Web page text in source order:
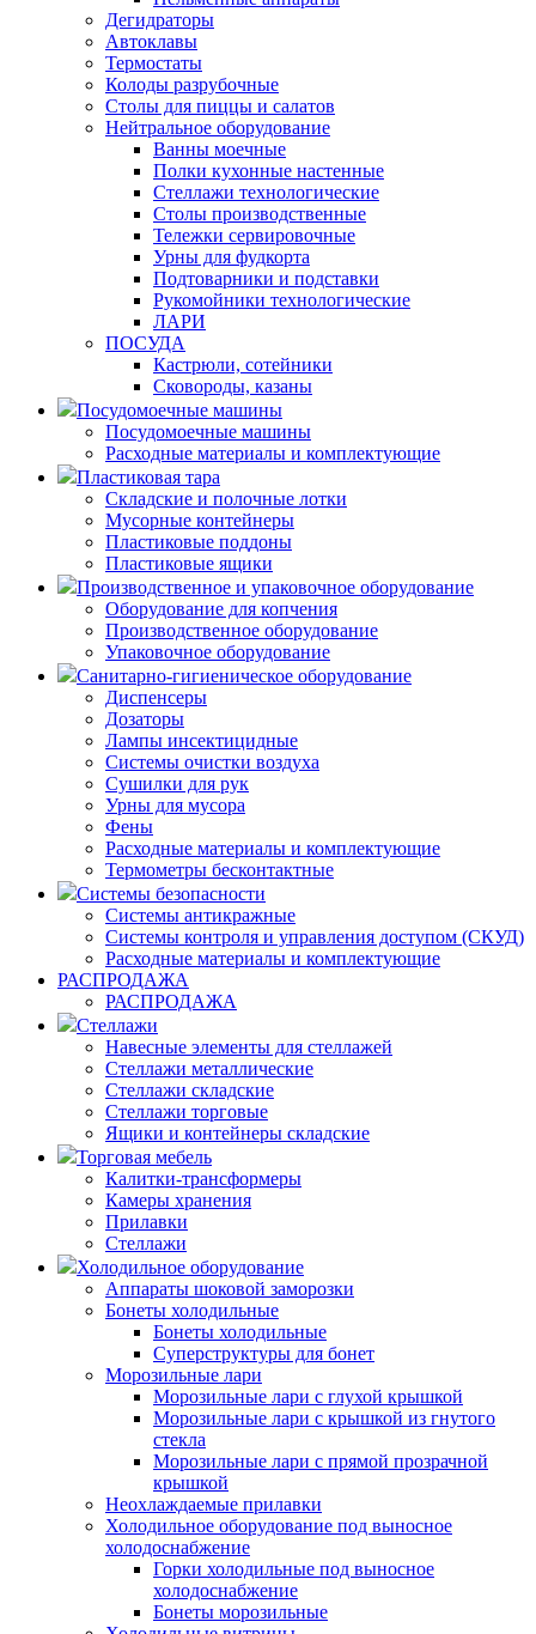
Дегидраторы
Автоклавы
Термостаты
Колоды разрубочные
Столы для пиццы и салатов
Нейтральное оборудование
Ванны моечные
Полки кухонные настенные
Стеллажи технологические
Столы производственные
Тележки сервировочные
Урны для фудкорта
Подтоварники и подставки
Рукомойники технологические
ЛАРИ
ПОСУДА
Кастрюли, сотейники
Сковороды, казаны
Посудомоечные машины
Посудомоечные машины
Расходные материалы и комплектующие
Пластиковая тара
Складские и полочные лотки
Мусорные контейнеры
Пластиковые поддоны
Пластиковые ящики
Производственное и упаковочное оборудование
Оборудование для копчения
Производственное оборудование
Упаковочное оборудование
Санитарно-гигиеническое оборудование
Диспенсеры
Дозаторы
Лампы инсектицидные
Системы очистки воздуха
Сушилки для рук
Урны для мусора
Фены
Расходные материалы и комплектующие
Термометры бесконтактные
Системы безопасности
Системы антикражные
Системы контроля и управления доступом (СКУД)
Расходные материалы и комплектующие
РАСПРОДАЖА
РАСПРОДАЖА
Стеллажи
Навесные элементы для стеллажей
Стеллажи металлические
Стеллажи складские
Стеллажи торговые
Ящики и контейнеры складские
Торговая мебель
Калитки-трансформеры
Камеры хранения
Прилавки
Стеллажи
Холодильное оборудование
Аппараты шоковой заморозки
Бонеты холодильные
Бонеты холодильные
Суперструктуры для бонет
Морозильные лари
Морозильные лари с глухой крышкой
Морозильные лари с крышкой из гнутого
стекла
Морозильные лари с прямой прозрачной
крышкой
Неохлаждаемые прилавки
Холодильное оборудование под выносное
холодоснабжение
Горки холодильные под выносное
холодоснабжение
Бонеты морозильные